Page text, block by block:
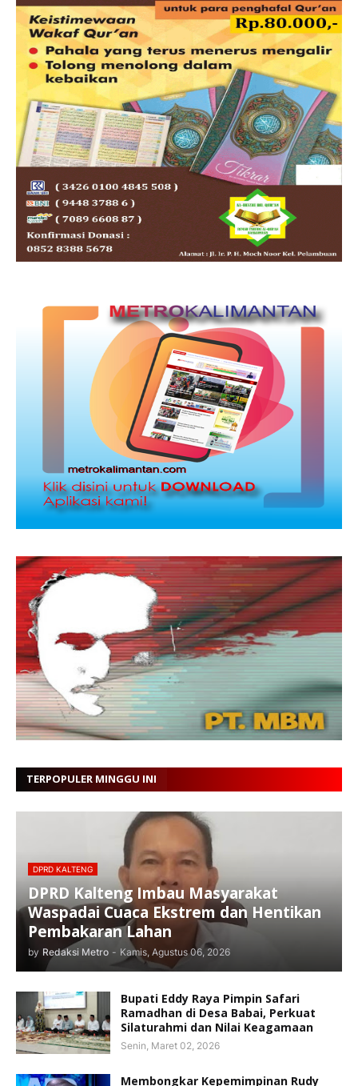
TERPOPULER MINGGU INI
DPRD KALTENG
DPRD Kalteng Imbau Masyarakat
Waspadai Cuaca Ekstrem dan Hentikan
Pembakaran Lahan
by Redaksi Metro - Kamis, Agustus 06, 2026
Bupati Eddy Raya Pimpin Safari
Ramadhan di Desa Babai, Perkuat
Silaturahmi dan Nilai Keagamaan
Senin, Maret 02, 2026
Membongkar Kepemimpinan Rudy